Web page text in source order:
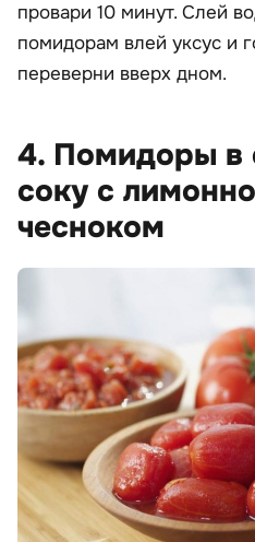
провари 10 минут. Слей
помидорам влей уксус и
переверни вверх дном.
4. Помидоры в
соку с
чесноком